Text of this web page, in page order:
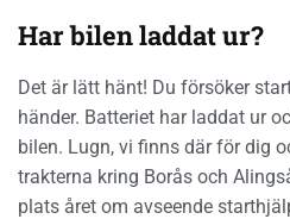
Har bilen laddat ur?
Det är lätt hänt! Du försöker
händer. Batteriet har laddat ur
bilen. Lugn, vi finns där för dig
trakterna kring Borås och
plats året om avseende